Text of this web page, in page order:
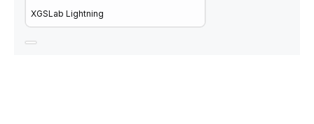
XGSLab Lightning